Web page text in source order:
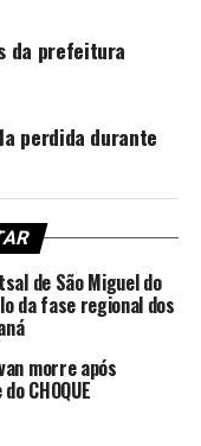
da prefeitura
perdida durante
de São Miguel do
da fase regional dos
morre após
CHOQUE